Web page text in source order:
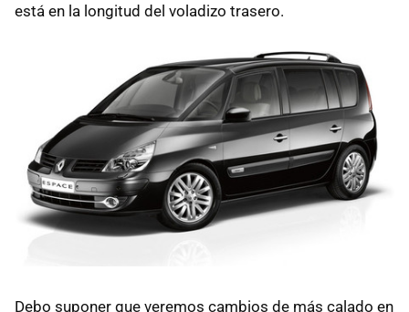
está en la longitud del voladizo trasero.
Debo suponer que veremos cambios de más calado en